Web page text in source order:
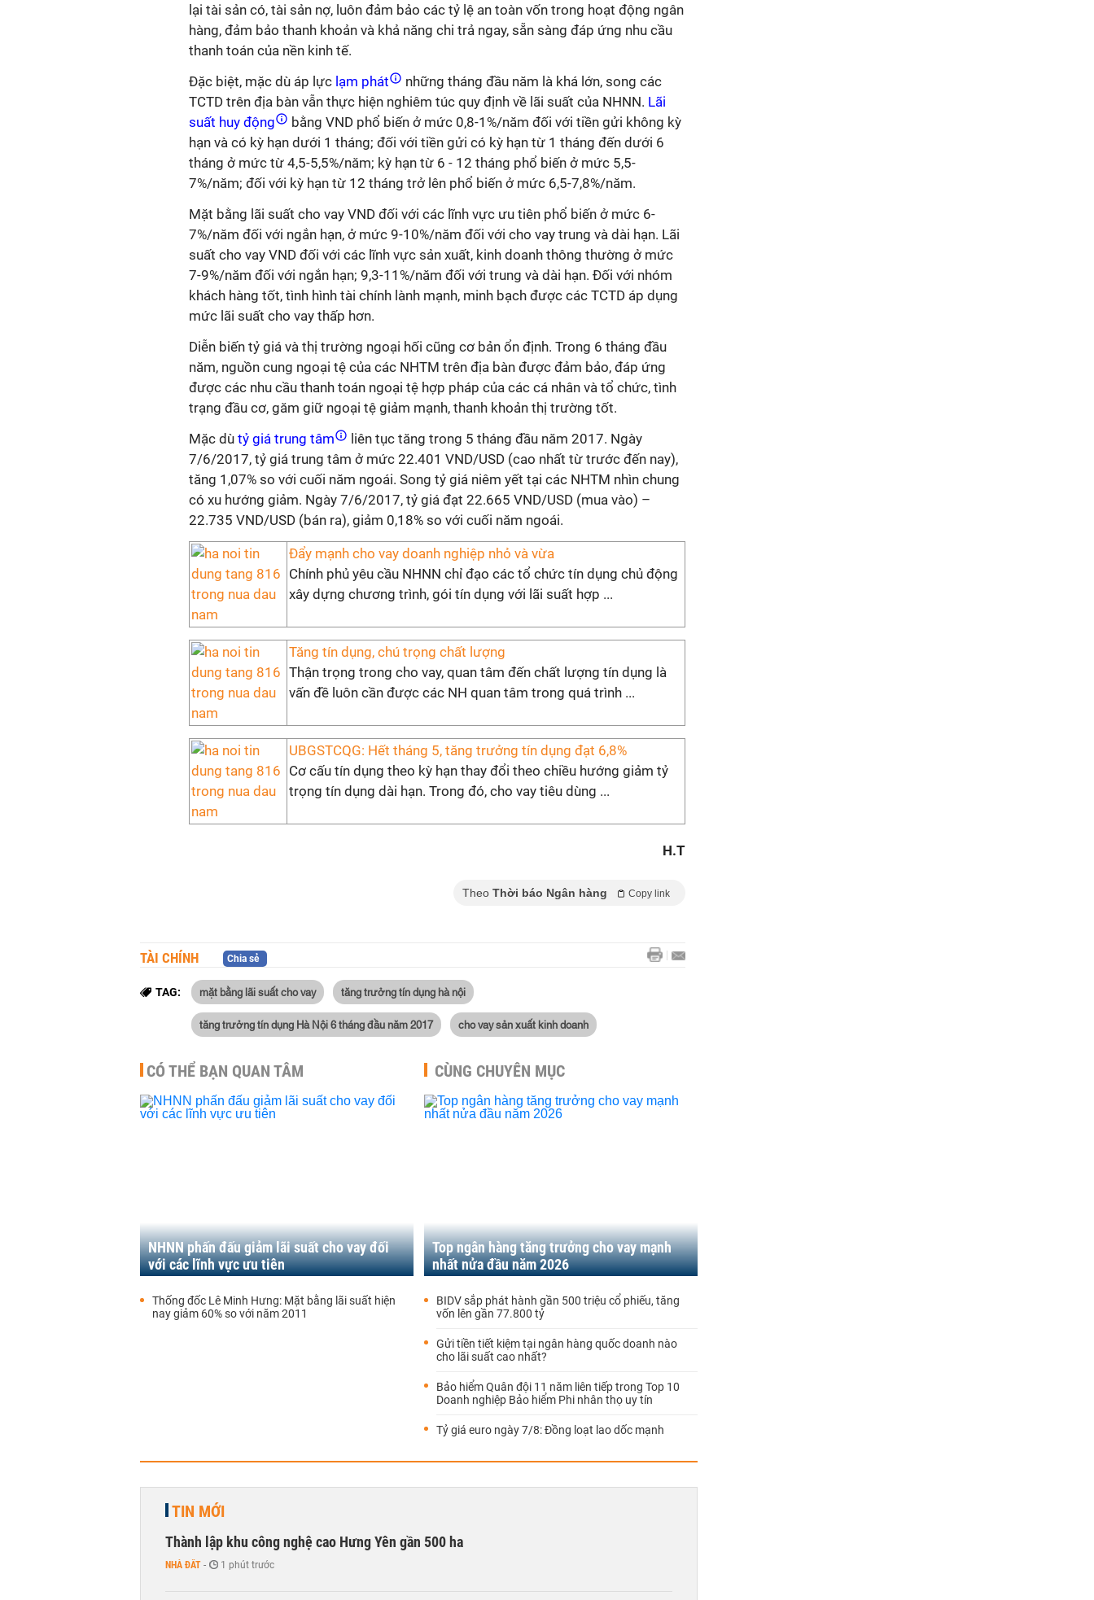
lại tài sản có, tài sản nợ, luôn đảm bảo các tỷ lệ an toàn vốn trong hoạt động ngân
hàng, đảm bảo thanh khoản và khả năng chi trả ngay, sẵn sàng đáp ứng nhu cầu
thanh toán của nền kinh tế.
Đặc biệt, mặc dù áp lực lạm phát
những tháng đầu năm là khá lớn, song các
TCTD trên địa bàn vẫn thực hiện nghiêm túc quy định về lãi suất của NHNN. Lãi
suất huy động
bằng VND phổ biến ở mức 0,8-1%/năm đối với tiền gửi không kỳ
hạn và có kỳ hạn dưới 1 tháng; đối với tiền gửi có kỳ hạn từ 1 tháng đến dưới 6
tháng ở mức từ 4,5-5,5%/năm; kỳ hạn từ 6 - 12 tháng phổ biến ở mức 5,5-
7%/năm; đối với kỳ hạn từ 12 tháng trở lên phổ biến ở mức 6,5-7,8%/năm.
Mặt bằng lãi suất cho vay VND đối với các lĩnh vực ưu tiên phổ biến ở mức 6-
7%/năm đối với ngắn hạn, ở mức 9-10%/năm đối với cho vay trung và dài hạn. Lãi
suất cho vay VND đối với các lĩnh vực sản xuất, kinh doanh thông thường ở mức
7-9%/năm đối với ngắn hạn; 9,3-11%/năm đối với trung và dài hạn. Đối với nhóm
khách hàng tốt, tình hình tài chính lành mạnh, minh bạch được các TCTD áp dụng
mức lãi suất cho vay thấp hơn.
Diễn biến tỷ giá và thị trường ngoại hối cũng cơ bản ổn định. Trong 6 tháng đầu
năm, nguồn cung ngoại tệ của các NHTM trên địa bàn được đảm bảo, đáp ứng
được các nhu cầu thanh toán ngoại tệ hợp pháp của các cá nhân và tổ chức, tình
trạng đầu cơ, găm giữ ngoại tệ giảm mạnh, thanh khoản thị trường tốt.
Mặc dù tỷ giá trung tâm
liên tục tăng trong 5 tháng đầu năm 2017. Ngày
7/6/2017, tỷ giá trung tâm ở mức 22.401 VND/USD (cao nhất từ trước đến nay),
tăng 1,07% so với cuối năm ngoái. Song tỷ giá niêm yết tại các NHTM nhìn chung
có xu hướng giảm. Ngày 7/6/2017, tỷ giá đạt 22.665 VND/USD (mua vào) –
22.735 VND/USD (bán ra), giảm 0,18% so với cuối năm ngoái.
Đẩy mạnh cho vay doanh nghiệp nhỏ và vừa
Chính phủ yêu cầu NHNN chỉ đạo các tổ chức tín dụng chủ động
xây dựng chương trình, gói tín dụng với lãi suất hợp ...
Tăng tín dụng, chú trọng chất lượng
Thận trọng trong cho vay, quan tâm đến chất lượng tín dụng là
vấn đề luôn cần được các NH quan tâm trong quá trình ...
UBGSTCQG: Hết tháng 5, tăng trưởng tín dụng đạt 6,8%
Cơ cấu tín dụng theo kỳ hạn thay đổi theo chiều hướng giảm tỷ
trọng tín dụng dài hạn. Trong đó, cho vay tiêu dùng ...
H.T
Theo Thời báo Ngân hàng Copy link
TÀI CHÍNH Chia sẻ
TAG: mặt bằng lãi suất cho vay tăng trưởng tín dụng hà nội
tăng trưởng tín dụng Hà Nội 6 tháng đầu năm 2017 cho vay sản xuất kinh doanh
CÓ THỂ BẠN QUAN TÂM
NHNN phấn đấu giảm lãi suất cho vay đối
với các lĩnh vực ưu tiên
Thống đốc Lê Minh Hưng: Mặt bằng lãi suất hiện
nay giảm 60% so với năm 2011
CÙNG CHUYÊN MỤC
Top ngân hàng tăng trưởng cho vay mạnh
nhất nửa đầu năm 2026
BIDV sắp phát hành gần 500 triệu cổ phiếu, tăng
vốn lên gần 77.800 tỷ
Gửi tiền tiết kiệm tại ngân hàng quốc doanh nào
cho lãi suất cao nhất?
Bảo hiểm Quân đội 11 năm liên tiếp trong Top 10
Doanh nghiệp Bảo hiểm Phi nhân thọ uy tín
Tỷ giá euro ngày 7/8: Đồng loạt lao dốc mạnh
TIN MỚI
Thành lập khu công nghệ cao Hưng Yên gần 500 ha
NHÀ ĐẤT - 1 phút trước